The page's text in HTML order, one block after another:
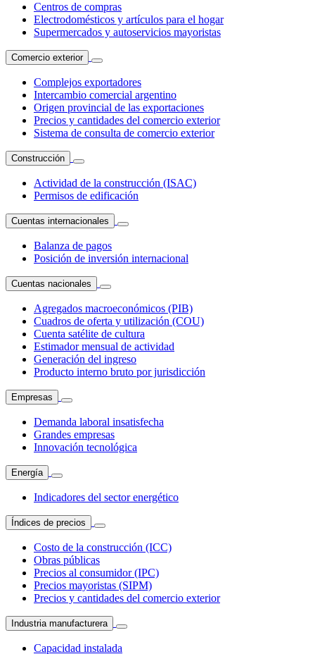
Centros de compras
Electrodomésticos y artículos para el hogar
Supermercados y autoservicios mayoristas
Comercio exterior
Complejos exportadores
Intercambio comercial argentino
Origen provincial de las exportaciones
Precios y cantidades del comercio exterior
Sistema de consulta de comercio exterior
Construcción
Actividad de la construcción (ISAC)
Permisos de edificación
Cuentas internacionales
Balanza de pagos
Posición de inversión internacional
Cuentas nacionales
Agregados macroeconómicos (PIB)
Cuadros de oferta y utilización (COU)
Cuenta satélite de cultura
Estimador mensual de actividad
Generación del ingreso
Producto interno bruto por jurisdicción
Empresas
Demanda laboral insatisfecha
Grandes empresas
Innovación tecnológica
Energía
Indicadores del sector energético
Índices de precios
Costo de la construcción (ICC)
Obras públicas
Precios al consumidor (IPC)
Precios mayoristas (SIPM)
Precios y cantidades del comercio exterior
Industria manufacturera
Capacidad instalada